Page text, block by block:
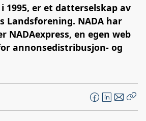
1995, er et datterselskap av
Landsforening. NADA har
en egen web
annonsedistribusjon- og
F
a
L
i
E
-